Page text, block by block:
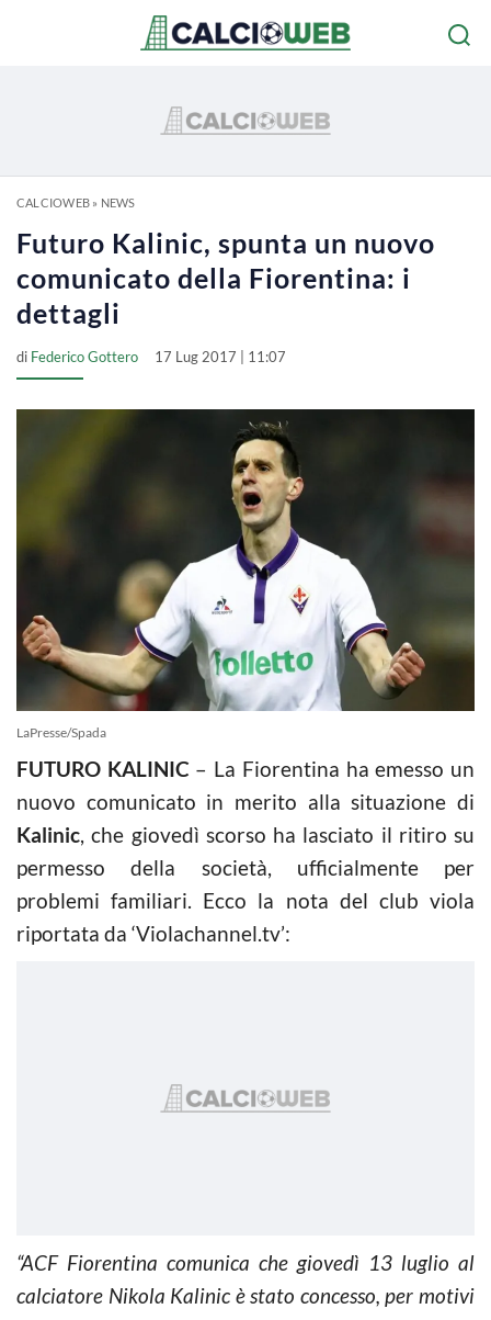
CALCIOWEB» NEWS
Futuro Kalinic, spunta un nuovo
comunicato della Fiorentina: i
dettagli
di Federico Gottero 17 Lug 2017 | 11:07
LaPresse/Spada
FUTURO KALINIC – La Fiorentina ha emesso un
nuovo comunicato in merito alla situazione di
Kalinic, che giovedì scorso ha lasciato il ritiro su
permesso della società, ufficialmente per
problemi familiari. Ecco la nota del club viola
riportata da ‘Violachannel.tv’:
“ACF Fiorentina comunica che giovedì 13 luglio al
calciatore Nikola Kalinic è stato concesso, per motivi